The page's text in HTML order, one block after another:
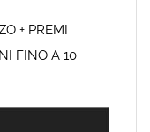
+ PREMI
FINO A 10